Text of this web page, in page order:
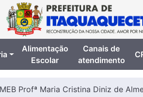
Alimentação
Escolar
Canais de
atendimento
Profª Maria Cristina Diniz de